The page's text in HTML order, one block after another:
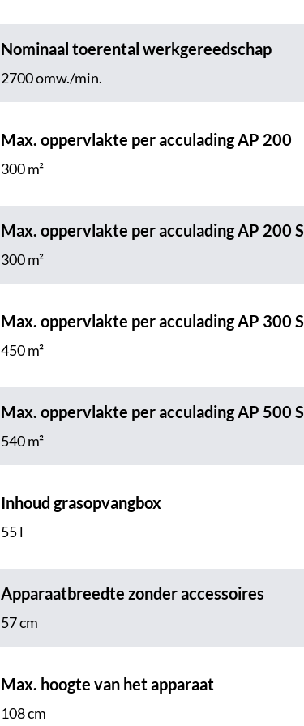
Nominaal toerental werkgereedschap
2700 omw./min.
Max. oppervlakte per acculading AP 200
300 m²
Max. oppervlakte per acculading AP 200 S
300 m²
Max. oppervlakte per acculading AP 300 S
450 m²
Max. oppervlakte per acculading AP 500 S
540 m²
Inhoud grasopvangbox
55 l
Apparaatbreedte zonder accessoires
57 cm
Max. hoogte van het apparaat
108 cm